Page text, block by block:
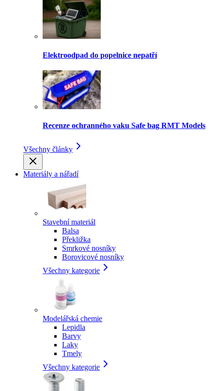
Elektroodpad do popelnice nepatří
Recenze ochranného vaku Safe bag RMT Models
Všechny články
Materiály a nářadí
Stavební materiál
Balsa
Překližka
Smrkové nosníky
Borovicové nosníky
Všechny kategorie
Modelářská chemie
Lepidla
Barvy
Laky
Tmely
Všechny kategorie